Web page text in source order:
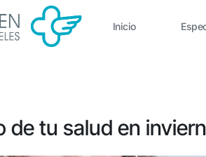
Inicio
de tu salud en